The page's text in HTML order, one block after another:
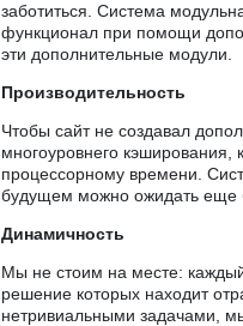
заботиться. Система
функционал при помощи
эти дополнительные модули.
Производительность
Чтобы сайт не создавал
многоуровнего кэширования,
процессорному времени.
будущем можно ожидать еще
Динамичность
Мы не стоим на месте:
решение которых находит
нетривиальными задачами,